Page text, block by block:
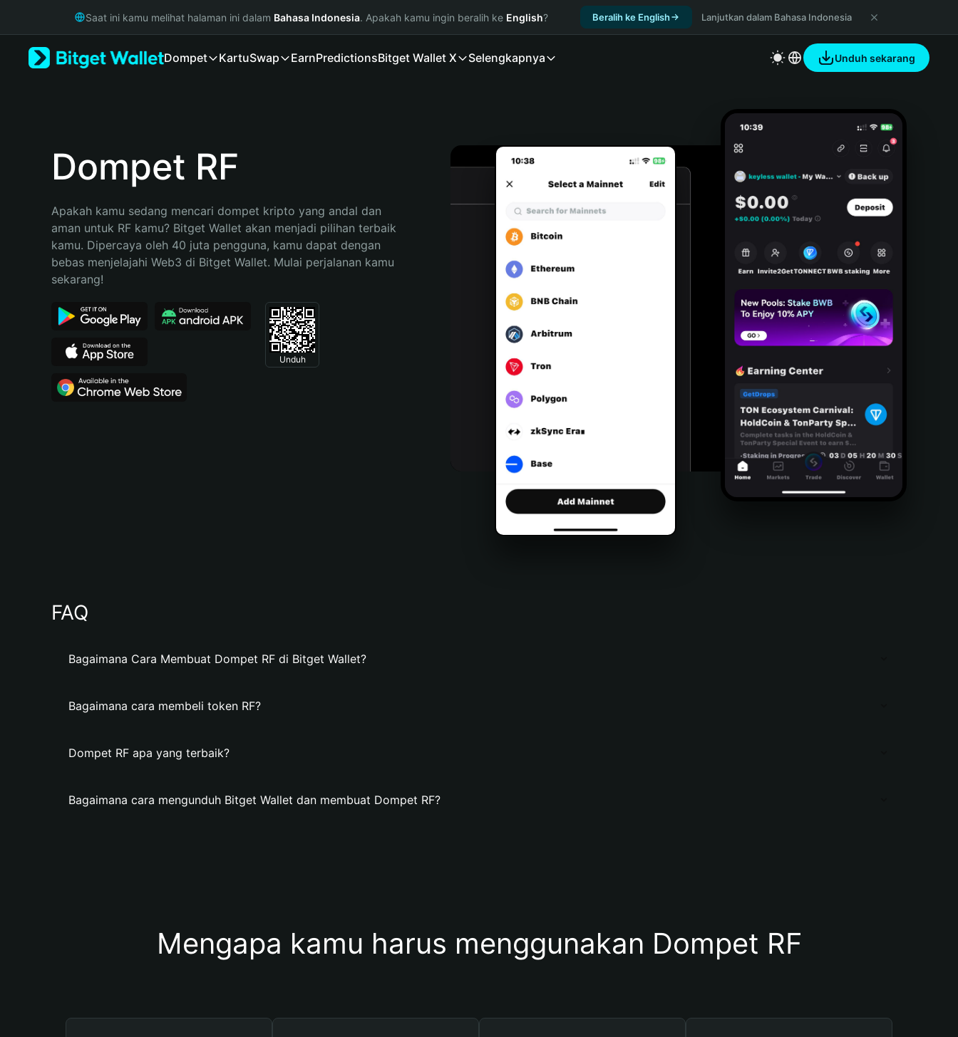
Русский
Bahasa Indonesia
Español (Argentina)
Saat ini kamu melihat halaman ini dalam Bahasa Indonesia. Apakah kamu ingin beralih ke English? Beralih ke English Lanjutkan dalam Bahasa Indonesia
Dompet KartuSwap EarnPredictionsBitget Wallet X Selengkapnya Unduh sekarang
Dompet RF
Apakah kamu sedang mencari dompet kripto yang andal dan
aman untuk RF kamu? Bitget Wallet akan menjadi pilihan terbaik
kamu. Dipercaya oleh 40 juta pengguna, kamu dapat dengan
bebas menjelajahi Web3 di Bitget Wallet. Mulai perjalanan kamu
sekarang!
Unduh
FAQ
Bagaimana Cara Membuat Dompet RF di Bitget Wallet?
Bagaimana cara membeli token RF?
Dompet RF apa yang terbaik?
Bagaimana cara mengunduh Bitget Wallet dan membuat Dompet RF?
Mengapa kamu harus menggunakan Dompet RF